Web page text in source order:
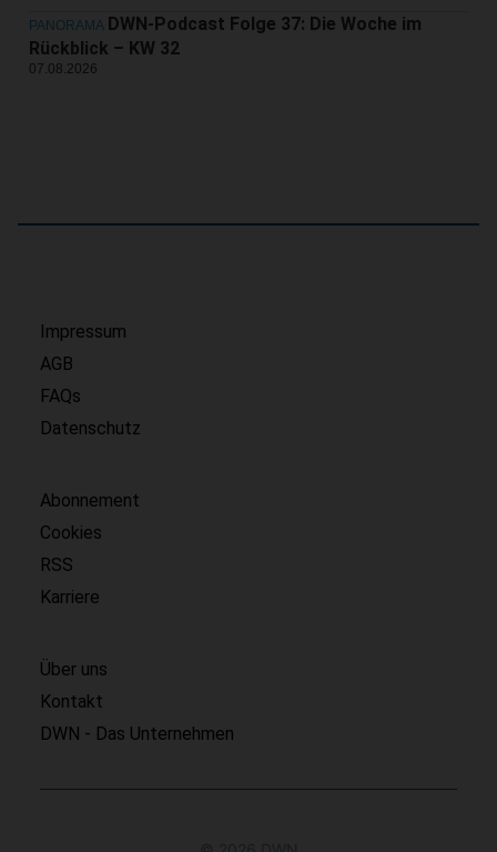
PANORAMA DWN-Podcast Folge 37: Die Woche im
Rückblick – KW 32
07.08.2026
Impressum
AGB
FAQs
Datenschutz
Abonnement
Cookies
RSS
Karriere
Über uns
Kontakt
DWN - Das Unternehmen